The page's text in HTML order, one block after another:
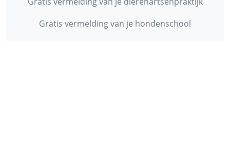
Gratis vermelding van je hondenschool